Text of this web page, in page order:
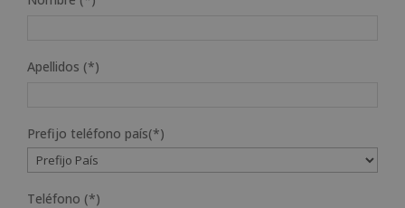
Apellidos (*)
Prefijo teléfono país(*)
Teléfono (*)